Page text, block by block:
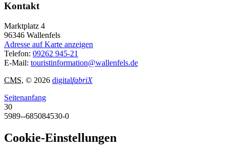
Kontakt
Marktplatz 4
96346 Wallenfels
Adresse auf Karte anzeigen
Telefon: 09262 945-21
E-Mail: touristinformation@wallenfels.de
CMS, © 2026 digitalfabriX
Seitenanfang
30
5989--685084530-0
Cookie-Einstellungen